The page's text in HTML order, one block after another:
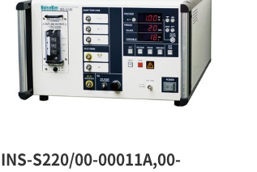
INS-S220/00-00011A,00-